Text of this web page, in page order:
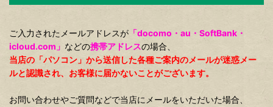
ご入力されたメールアドレスが 「docomo・au・SoftBank・
icloud.com」 などの携帯アドレスの場合、
当店の「パソコン」から送信した各種ご案内のメールが迷惑メー
ルと認識され、お客様に届かないことがございます。
お問い合わせやご質問などで当店にメールをいただいた場合、